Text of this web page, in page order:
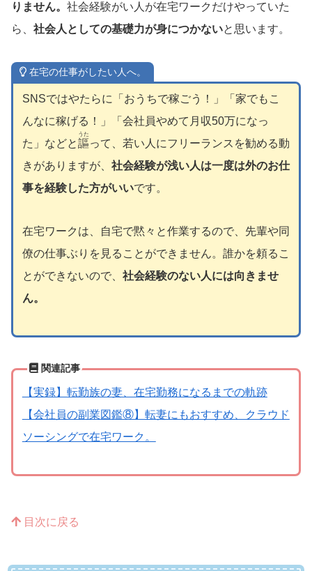
りません。 社会経験がい人が在宅ワークだけやっていた
ら、 社会人としての基礎力が身につかないと思います。
在宅の仕事がしたい人へ。
SNSではやたらに「おうちで稼ごう！」「家でもこ
んなに稼げる！」「会社員やめて月収50万になっ
た」などと謳
うた
って、若い人にフリーランスを勧める動
きがありますが、 社会経験が浅い人は一度は外のお仕
事を経験した方がいいです。
在宅ワークは、自宅で黙々と作業するので、先輩や同
僚の仕事ぶりを見ることができません。誰かを頼るこ
とができないので、 社会経験のない人には向きませ
ん。
関連記事
【実録】転勤族の妻、在宅勤務になるまでの軌跡
【会社員の副業図鑑⑧】転妻にもおすすめ、クラウド
ソーシングで在宅ワーク。
目次に戻る